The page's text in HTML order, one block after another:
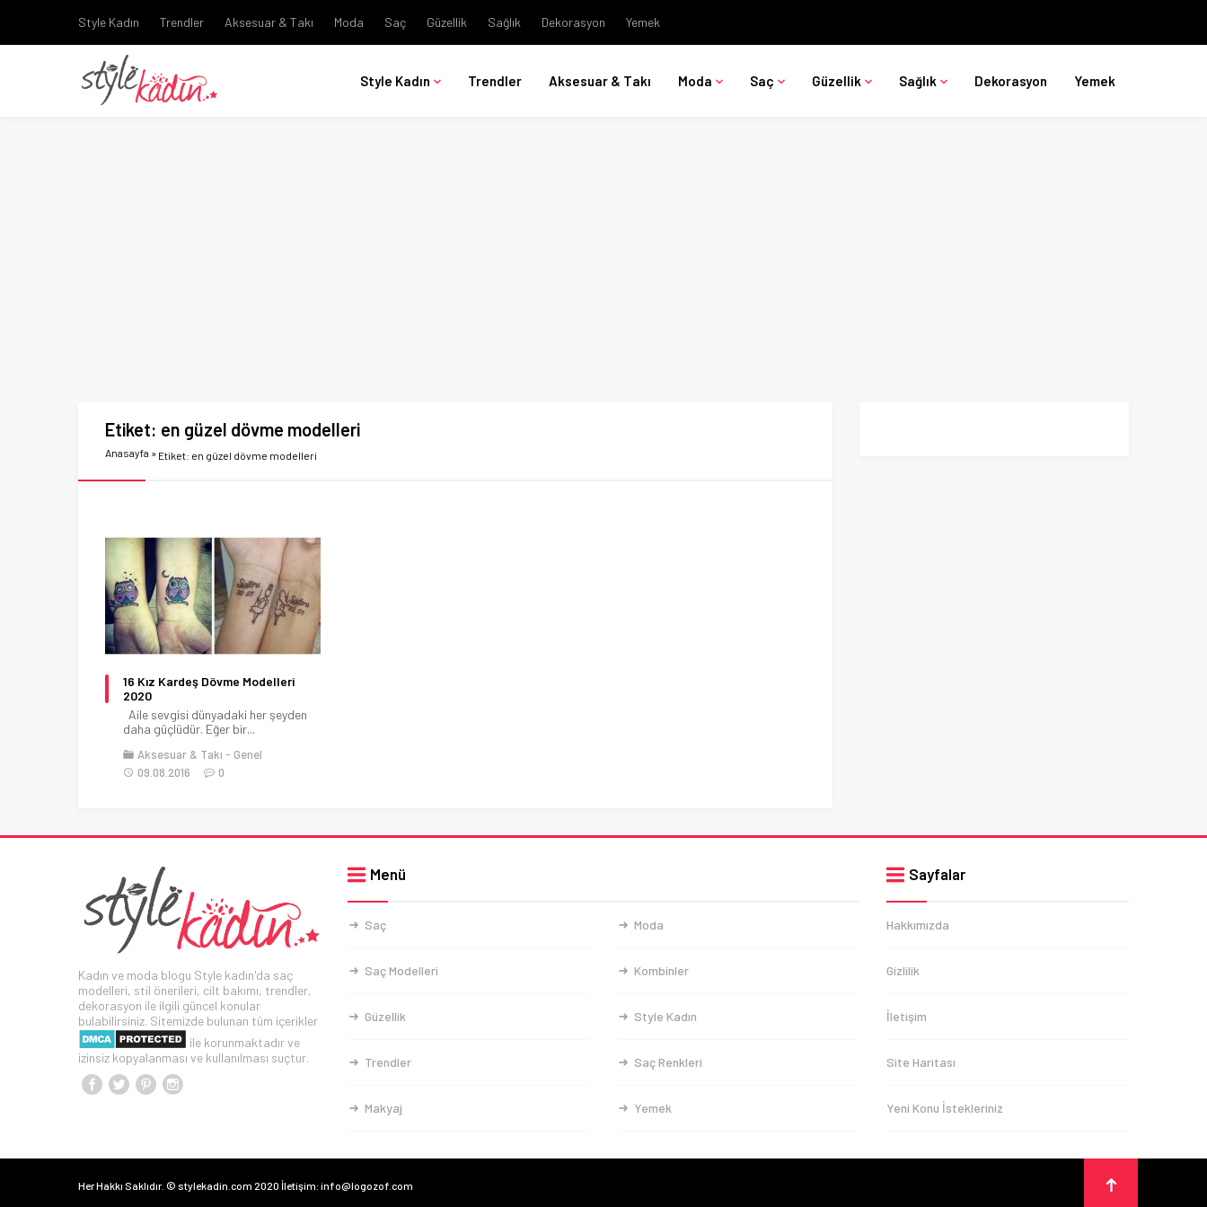
Style Kadın Trendler Aksesuar & Takı Moda Saç Güzellik Sağlık Dekorasyon Yemek
Style Kadın Trendler Aksesuar & Takı Moda Saç Güzellik Sağlık Dekorasyon Yemek
Etiket: en güzel dövme modelleri
Anasayfa » Etiket: en güzel dövme modelleri
16 Kız Kardeş Dövme Modelleri
2020
Aile sevgisi dünyadaki her şeyden
daha güçlüdür. Eğer bir...
Aksesuar & Takı
Genel
09.08.2016
0
Kadın ve moda blogu Style kadın'da saç
modelleri, stil önerileri, cilt bakımı, trendler,
dekorasyon ile ilgili güncel konular
bulabilirsiniz. Sitemizde bulunan tüm içerikler
ile korunmaktadır ve
izinsiz kopyalanması ve kullanılması suçtur.
Menü
Saç Moda
Saç Modelleri Kombinler
Güzellik Style Kadın
Trendler Saç Renkleri
Makyaj Yemek
Sayfalar
Hakkımızda
Gizlilik
İletişim
Site Haritası
Yeni Konu İstekleriniz
Her Hakkı Saklıdır. © stylekadin.com 2020 İletişim: info@logozof.com